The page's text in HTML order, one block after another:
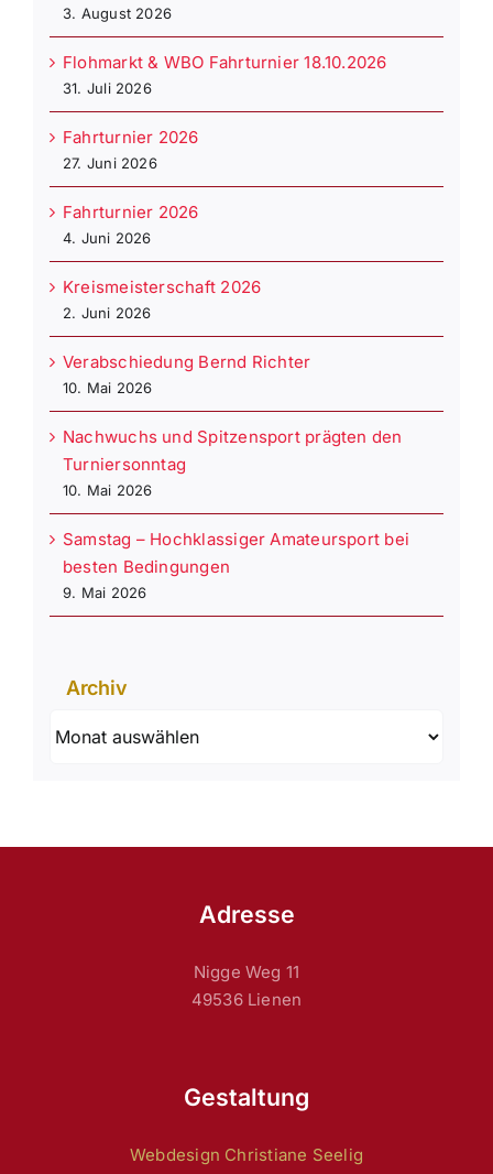
3. August 2026
Flohmarkt & WBO Fahrturnier 18.10.2026
31. Juli 2026
Fahrturnier 2026
27. Juni 2026
Fahrturnier 2026
4. Juni 2026
Kreismeisterschaft 2026
2. Juni 2026
Verabschiedung Bernd Richter
10. Mai 2026
Nachwuchs und Spitzensport prägten den
Turniersonntag
10. Mai 2026
Samstag – Hochklassiger Amateursport bei
besten Bedingungen
9. Mai 2026
Archiv
Adresse
Nigge Weg 11
49536 Lienen
Gestaltung
Webdesign Christiane Seelig